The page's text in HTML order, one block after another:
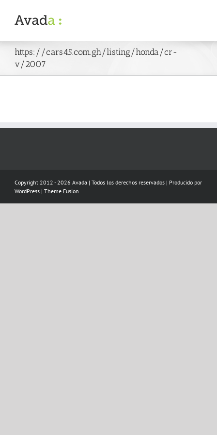
content
https://cars45.com.gh/listing/honda/cr-
v/2007
Copyright 2012 - 2026 Avada | Todos los derechos reservados | Producido por
WordPress | Theme Fusion